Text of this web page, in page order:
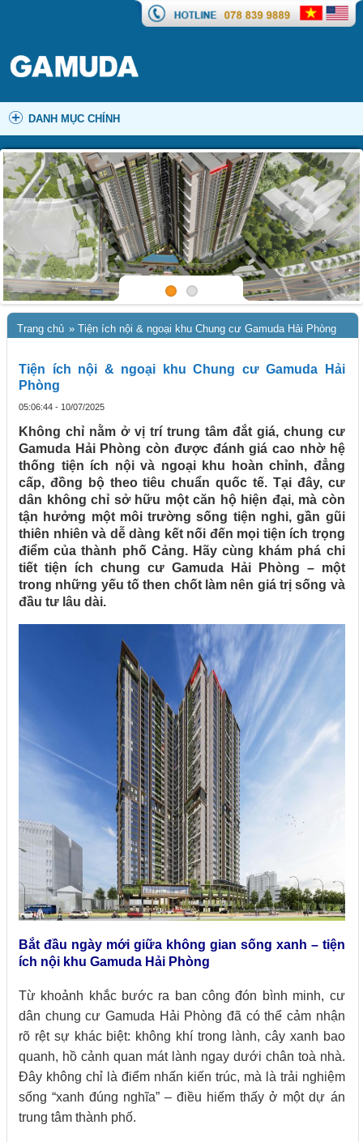
DANH MỤC CHÍNH
Trang chủ » Tiện ích nội & ngoại khu Chung cư Gamuda Hải Phòng
Tiện ích nội & ngoại khu Chung cư Gamuda Hải
Phòng
05:06:44 - 10/07/2025
Không chỉ nằm ở vị trí trung tâm đắt giá, chung cư
Gamuda Hải Phòng còn được đánh giá cao nhờ hệ
thống tiện ích nội và ngoại khu hoàn chỉnh, đẳng
cấp, đồng bộ theo tiêu chuẩn quốc tế. Tại đây, cư
dân không chỉ sở hữu một căn hộ hiện đại, mà còn
tận hưởng một môi trường sống tiện nghi, gần gũi
thiên nhiên và dễ dàng kết nối đến mọi tiện ích trọng
điểm của thành phố Cảng. Hãy cùng khám phá chi
tiết tiện ích chung cư Gamuda Hải Phòng – một
trong những yếu tố then chốt làm nên giá trị sống và
đầu tư lâu dài.
Bắt đầu ngày mới giữa không gian sống xanh – tiện
ích nội khu Gamuda Hải Phòng
Từ khoảnh khắc bước ra ban công đón bình minh, cư
dân chung cư Gamuda Hải Phòng đã có thể cảm nhận
rõ rệt sự khác biệt: không khí trong lành, cây xanh bao
quanh, hồ cảnh quan mát lành ngay dưới chân toà nhà.
Đây không chỉ là điểm nhấn kiến trúc, mà là trải nghiệm
sống “xanh đúng nghĩa” – điều hiếm thấy ở một dự án
trung tâm thành phố.